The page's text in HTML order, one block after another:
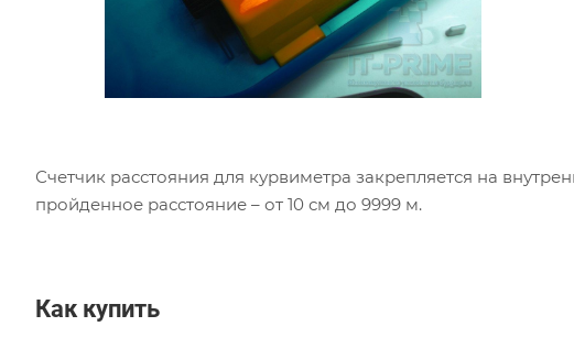
Счетчик расстояния для курвиметра закрепляется на
пройденное расстояние – от 10 см до 9999 м.
Как купить